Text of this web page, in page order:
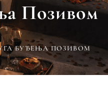
Позивом
БУЂЕЊА ПОЗИВОМ